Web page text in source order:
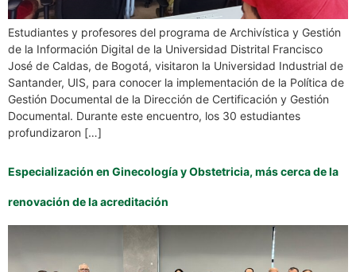
Estudiantes y profesores del programa de Archivística y Gestión
de la Información Digital de la Universidad Distrital Francisco
José de Caldas, de Bogotá, visitaron la Universidad Industrial de
Santander, UIS, para conocer la implementación de la Política de
Gestión Documental de la Dirección de Certificación y Gestión
Documental. Durante este encuentro, los 30 estudiantes
profundizaron […]
Especialización en Ginecología y Obstetricia, más cerca de la
renovación de la acreditación